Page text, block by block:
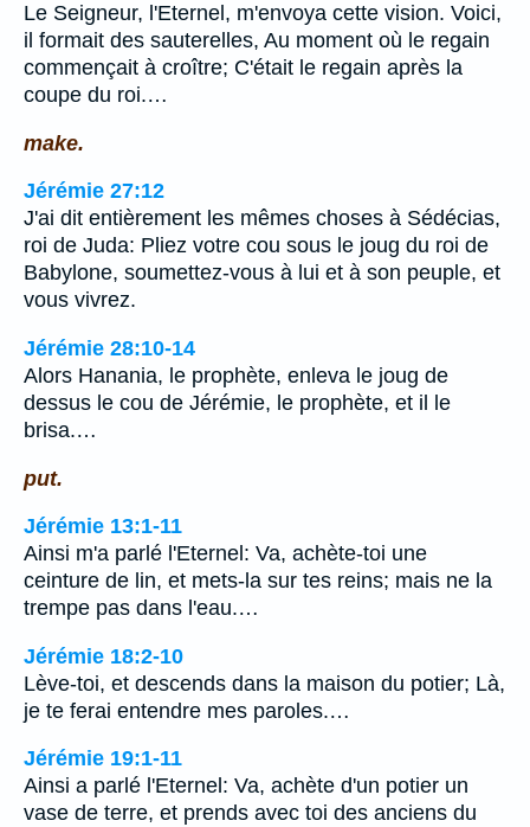
Le Seigneur, l'Eternel, m'envoya cette vision. Voici,
il formait des sauterelles, Au moment où le regain
commençait à croître; C'était le regain après la
coupe du roi.…
make.
Jérémie 27:12
J'ai dit entièrement les mêmes choses à Sédécias,
roi de Juda: Pliez votre cou sous le joug du roi de
Babylone, soumettez-vous à lui et à son peuple, et
vous vivrez.
Jérémie 28:10-14
Alors Hanania, le prophète, enleva le joug de
dessus le cou de Jérémie, le prophète, et il le
brisa.…
put.
Jérémie 13:1-11
Ainsi m'a parlé l'Eternel: Va, achète-toi une
ceinture de lin, et mets-la sur tes reins; mais ne la
trempe pas dans l'eau.…
Jérémie 18:2-10
Lève-toi, et descends dans la maison du potier; Là,
je te ferai entendre mes paroles.…
Jérémie 19:1-11
Ainsi a parlé l'Eternel: Va, achète d'un potier un
vase de terre, et prends avec toi des anciens du